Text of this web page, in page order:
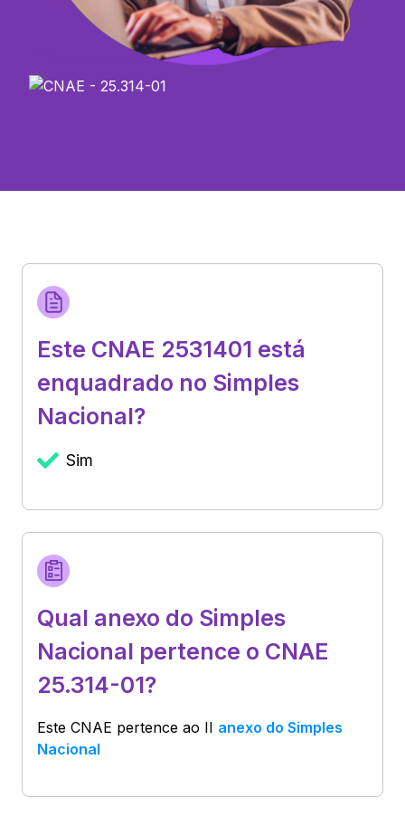
Este CNAE 2531401 está
enquadrado no Simples
Nacional?
Sim
Qual anexo do Simples
Nacional pertence o CNAE
25.314-01?
Este CNAE pertence ao II anexo do Simples
Nacional